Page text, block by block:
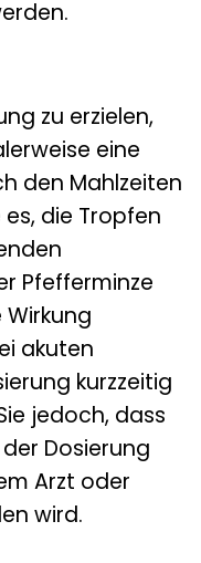
zu erzielen,
eine
den Mahlzeiten
die Tropfen
Pfefferminze
akuten
kurzzeitig
jedoch, dass
Dosierung
Arzt oder
wird.